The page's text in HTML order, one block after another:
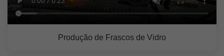
Produção de Frascos de Vidro